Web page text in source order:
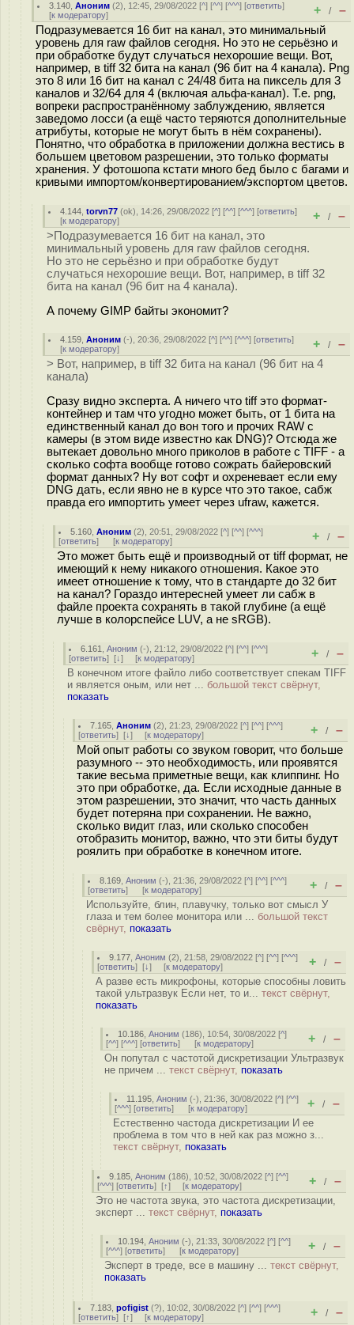
3.140 ,Аноним (2), 12:45, 29/08/2022 [^] [^^] [^^^] [ответить]
[к модератору] + / –
Подразумевается 16 бит на канал, это минимальный
уровень для raw файлов сегодня. Но это не серьёзно и
при обработке будут случаться нехорошие вещи. Вот,
например, в tiff 32 бита на канал (96 бит на 4 канала). Png
это 8 или 16 бит на канал с 24/48 бита на пиксель для 3
каналов и 32/64 для 4 (включая альфа-канал). Т.е. png,
вопреки распространённому заблуждению, является
заведомо лосси (а ещё часто теряются дополнительные
атрибуты, которые не могут быть в нём сохранены).
Понятно, что обработка в приложении должна вестись в
большем цветовом разрешении, это только форматы
хранения. У фотошопа кстати много бед было с багами и
кривыми импортом/конвертированием/экспортом цветов.
4.144 ,torvn77 (ok), 14:26, 29/08/2022 [^] [^^] [^^^] [ответить]
[к модератору] + / –
>Подразумевается 16 бит на канал, это
минимальный уровень для raw файлов сегодня.
Но это не серьёзно и при обработке будут
случаться нехорошие вещи. Вот, например, в tiff 32
бита на канал (96 бит на 4 канала).
А почему GIMP байты экономит?
4.159 ,Аноним (-), 20:36, 29/08/2022 [^] [^^] [^^^] [ответить]
[к модератору] + / –
> Вот, например, в tiff 32 бита на канал (96 бит на 4
канала)
Сразу видно эксперта. А ничего что tiff это формат-
контейнер и там что угодно может быть, от 1 бита на
единственный канал до вон того и прочих RAW с
камеры (в этом виде известно как DNG)? Отсюда же
вытекает довольно много приколов в работе с TIFF - а
сколько софта вообще готово сожрать байеровский
формат данных? Ну вот софт и охреневает если ему
DNG дать, если явно не в курсе что это такое, сабж
правда его импортить умеет через ufraw, кажется.
5.160 ,Аноним (2), 20:51, 29/08/2022 [^] [^^] [^^^]
[ответить] [к модератору] + / –
Это может быть ещё и производный от tiff формат, не
имеющий к нему никакого отношения. Какое это
имеет отношение к тому, что в стандарте до 32 бит
на канал? Гораздо интересней умеет ли сабж в
файле проекта сохранять в такой глубине (а ещё
лучше в колорспейсе LUV, а не sRGB).
6.161 ,Аноним (-), 21:12, 29/08/2022 [^] [^^] [^^^]
[ответить] [↓] [к модератору] + / –
В конечном итоге файло либо соответствует спекам TIFF
и является оным, или нет ... большой текст свёрнут,
показать
7.165 ,Аноним (2), 21:23, 29/08/2022 [^] [^^] [^^^]
[ответить] [↓] [к модератору] + / –
Мой опыт работы со звуком говорит, что больше
разумного -- это необходимость, или проявятся
такие весьма приметные вещи, как клиппинг. Но
это при обработке, да. Если исходные данные в
этом разрешении, это значит, что часть данных
будет потеряна при сохранении. Не важно,
сколько видит глаз, или сколько способен
отобразить монитор, важно, что эти биты будут
роялить при обработке в конечном итоге.
8.169 ,Аноним (-), 21:36, 29/08/2022 [^] [^^] [^^^]
[ответить] [к модератору] + / –
Используйте, блин, плавучку, только вот смысл У
глаза и тем более монитора или ... большой текст
свёрнут, показать
9.177 ,Аноним (2), 21:58, 29/08/2022 [^] [^^] [^^^]
[ответить] [↓] [к модератору] + / –
А разве есть микрофоны, которые способны ловить
такой ультразвук Если нет, то и... текст свёрнут,
показать
10.186 ,Аноним (186), 10:54, 30/08/2022 [^]
[^^] [^^^] [ответить] [к модератору] + / –
Он попутал с частотой дискретизации Ультразвук
не причем ... текст свёрнут, показать
11.195 ,Аноним (-), 21:36, 30/08/2022 [^] [^^]
[^^^] [ответить] [к модератору] + / –
Естественно частода дискретизации И ее
проблема в том что в ней как раз можно з...
текст свёрнут, показать
9.185 ,Аноним (186), 10:52, 30/08/2022 [^] [^^]
[^^^] [ответить] [↑] [к модератору] + / –
Это не частота звука, это частота дискретизации,
эксперт ... текст свёрнут, показать
10.194 ,Аноним (-), 21:33, 30/08/2022 [^] [^^]
[^^^] [ответить] [к модератору] + / –
Эксперт в треде, все в машину ... текст свёрнут,
показать
7.183 ,pofigist (?), 10:02, 30/08/2022 [^] [^^] [^^^]
[ответить] [↑] [к модератору] + / –